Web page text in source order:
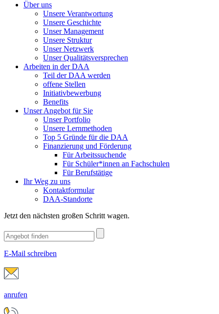
Über uns
Unsere Verantwortung
Unsere Geschichte
Unser Management
Unsere Struktur
Unser Netzwerk
Unser Qualitätsversprechen
Arbeiten in der DAA
Teil der DAA werden
offene Stellen
Initiativbewerbung
Benefits
Unser Angebot für Sie
Unser Portfolio
Unsere Lernmethoden
Top 5 Gründe für die DAA
Finanzierung und Förderung
Für Arbeitssuchende
Für Schüler*innen an Fachschulen
Für Berufstätige
Ihr Weg zu uns
Kontaktformular
DAA-Standorte
Jetzt den nächsten großen Schritt wagen.
E-Mail schreiben
anrufen